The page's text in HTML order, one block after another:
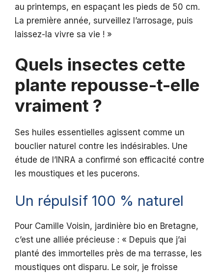
au printemps, en espaçant les pieds de 50 cm.
La première année, surveillez l’arrosage, puis
laissez-la vivre sa vie ! »
Quels insectes cette
plante repousse-t-elle
vraiment ?
Ses huiles essentielles agissent comme un
bouclier naturel contre les indésirables. Une
étude de l’INRA a confirmé son efficacité contre
les moustiques et les pucerons.
Un répulsif 100 % naturel
Pour Camille Voisin, jardinière bio en Bretagne,
c’est une alliée précieuse : « Depuis que j’ai
planté des immortelles près de ma terrasse, les
moustiques ont disparu. Le soir, je froisse